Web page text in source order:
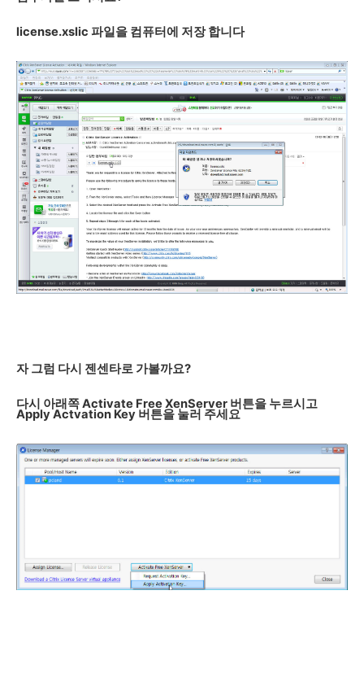
license.xslic 파일을 컴퓨터에 저장 합니다
자 그럼 다시 젠센타로 가볼까요?
다시 아래쪽 Activate Free XenServer 버튼을 누르시고
Apply Actvation Key 버튼을 눌러 주세요